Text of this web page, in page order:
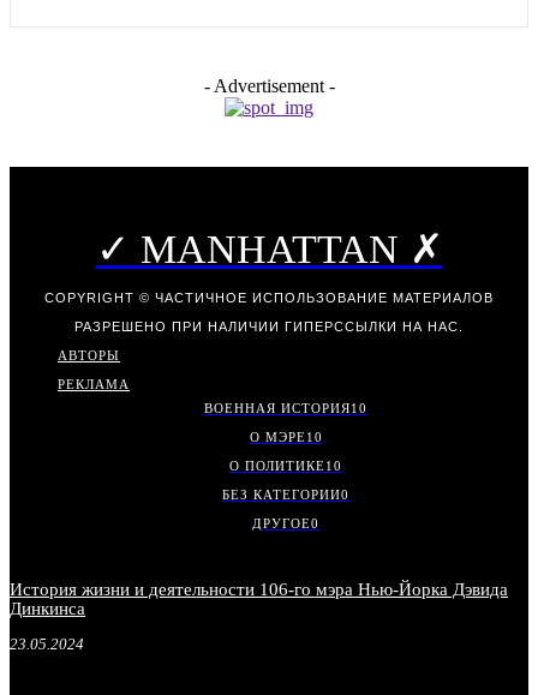
- Advertisement -
✓ MANHATTAN ✗
COPYRIGHT © ЧАСТИЧНОЕ ИСПОЛЬЗОВАНИЕ МАТЕРИАЛОВ
РАЗРЕШЕНО ПРИ НАЛИЧИИ ГИПЕРССЫЛКИ НА НАС.
АВТОРЫ
РЕКЛАМА
ВОЕННАЯ ИСТОРИЯ10
О МЭРЕ10
О ПОЛИТИКЕ10
БЕЗ КАТЕГОРИИ0
ДРУГОЕ0
История жизни и деятельности 106-го мэра Нью-Йорка Дэвида
Динкинса
23.05.2024